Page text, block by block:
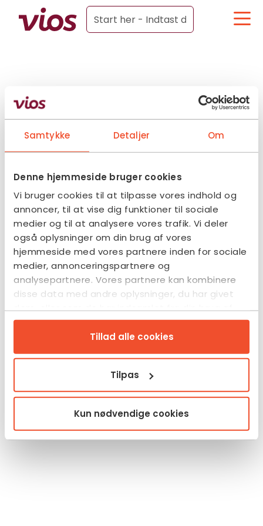
Samtykke Detaljer Om
Denne hjemmeside bruger cookies
Vi bruger cookies til at tilpasse vores indhold og
annoncer, til at vise dig funktioner til sociale
medier og til at analysere vores trafik. Vi deler
også oplysninger om din brug af vores
hjemmeside med vores partnere inden for sociale
medier, annonceringspartnere og
analysepartnere. Vores partnere kan kombinere
disse data med andre oplysninger, du har givet
dem, eller som de har indsamlet fra din brug af
deres tjenester.
Tillad alle cookies
Tilpas
Kun nødvendige cookies